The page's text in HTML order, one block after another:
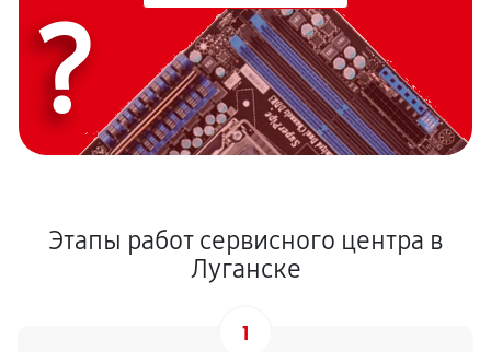
?
Этапы работ сервисного центра в
Луганске
1